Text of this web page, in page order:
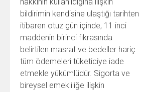
bildirimin kendisine ulaştığı tarihten
itibaren otuz gün içinde, 11 inci
maddenin birinci fıkrasında
belirtilen masraf ve bedeller hariç
tüm ödemeleri tüketiciye iade
etmekle yükümlüdür. Sigorta ve
bireysel emekliliğe ilişkin